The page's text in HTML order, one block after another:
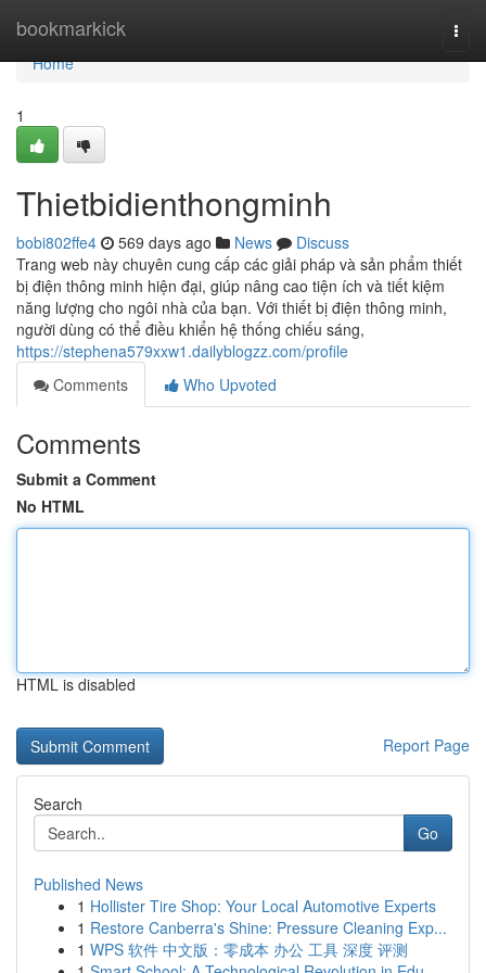
bookmarkick
Home
Home
1
Thietbidienthongminh
bobi802ffe4 569 days ago News
Discuss
Trang web này chuyên cung cấp các giải pháp và sản phẩm thiết
bị điện thông minh hiện đại, giúp nâng cao tiện ích và tiết kiệm
năng lượng cho ngôi nhà của bạn. Với thiết bị điện thông minh,
người dùng có thể điều khiển hệ thống chiếu sáng,
https://stephena579xxw1.dailyblogzz.com/profile
Comments
Who Upvoted
Comments
Submit a Comment
No HTML
HTML is disabled
Report Page
Search
Go
Published News
1 Hollister Tire Shop: Your Local Automotive Experts
1 Restore Canberra's Shine: Pressure Cleaning Exp...
1 WPS 软件 中文版：零成本 办公 工具 深度 评测